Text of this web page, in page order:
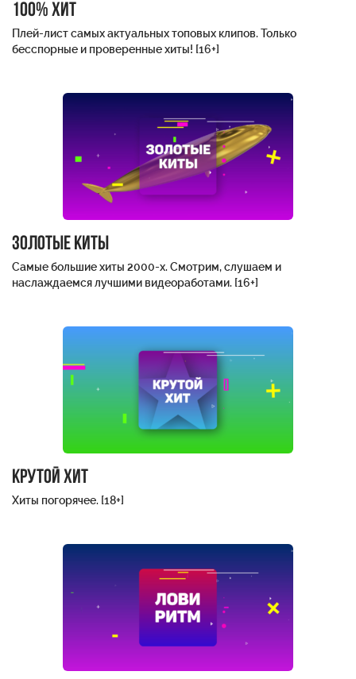
100% хит
Плей-лист самых актуальных топовых клипов. Только
бесспорные и проверенные хиты! [16+]
Золотые киты
Самые большие хиты 2000-х. Смотрим, слушаем и
наслаждаемся лучшими видеоработами. [16+]
Крутой хит
Хиты погорячее. [18+]